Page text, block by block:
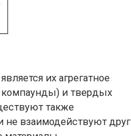
их агрегатное
компаунды) и твердых
также
взаимодействуют друг